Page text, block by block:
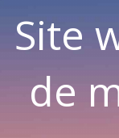
Site
de